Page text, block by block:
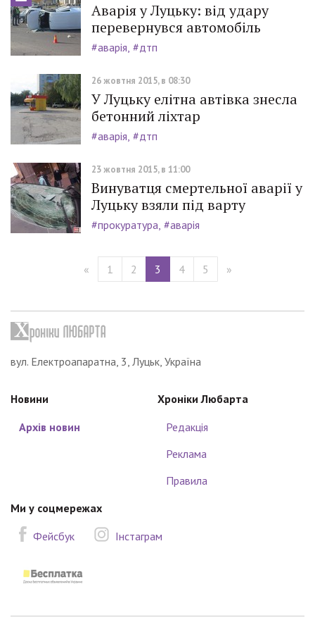
Аварія у Луцьку: від удару
перевернувся автомобіль
#аварія #дтп
26 жовтня 2015, в 08:30
У Луцьку елітна автівка знесла
бетонний ліхтар
#аварія #дтп
23 жовтня 2015, в 11:00
Винуватця смертельної аварії у
Луцьку взяли під варту
#прокуратура #аварія
« 1 2 3 4 5 »
вул. Електроапаратна, 3, Луцьк, Україна
Новини
Архів новин
Хроніки Любарта
Редакція
Реклама
Правила
Ми у соцмережах
Фейсбук
Інстаграм